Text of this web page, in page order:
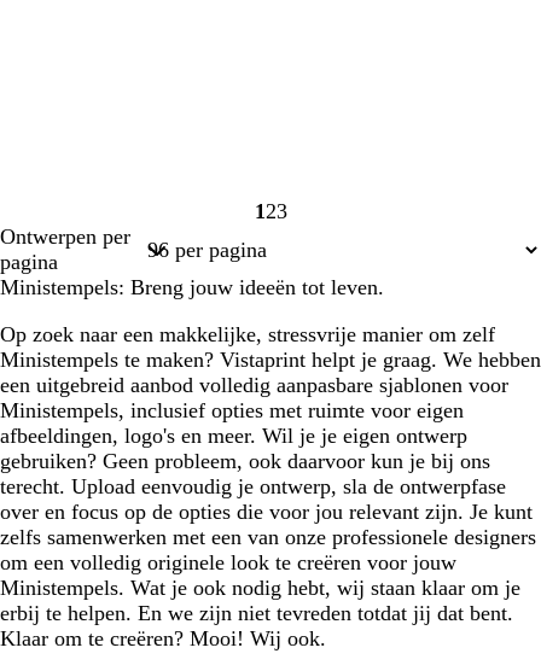
Pagina
1
1 Pagina
2Pagina
3
Ontwerpen per
pagina
Ministempels: Breng jouw ideeën tot leven.
Op zoek naar een makkelijke, stressvrije manier om zelf
Ministempels te maken? Vistaprint helpt je graag. We hebben
een uitgebreid aanbod volledig aanpasbare sjablonen voor
Ministempels, inclusief opties met ruimte voor eigen
afbeeldingen, logo's en meer. Wil je je eigen ontwerp
gebruiken? Geen probleem, ook daarvoor kun je bij ons
terecht. Upload eenvoudig je ontwerp, sla de ontwerpfase
over en focus op de opties die voor jou relevant zijn. Je kunt
zelfs samenwerken met een van onze professionele designers
om een volledig originele look te creëren voor jouw
Ministempels. Wat je ook nodig hebt, wij staan klaar om je
erbij te helpen. En we zijn niet tevreden totdat jij dat bent.
Klaar om te creëren? Mooi! Wij ook.